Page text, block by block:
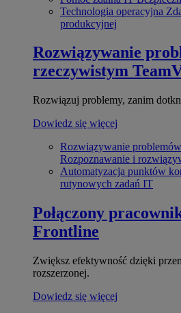
Technologia operacyjna
produkcyjnej
Rozwiązywanie
rzeczywistym
Rozwiązuj problemy, zanim
Dowiedz się więcej
Rozwiązywanie
Rozpoznawanie i
Automatyzacja punktów
rutynowych zadań IT
Połączony
Frontline
Zwiększ efektywność dzięki
rozszerzonej.
Dowiedz się więcej